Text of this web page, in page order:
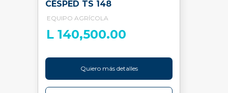
CÉSPED TS 148
EQUIPO AGRÍCOLA
L 140,500.00
Quiero más detalles